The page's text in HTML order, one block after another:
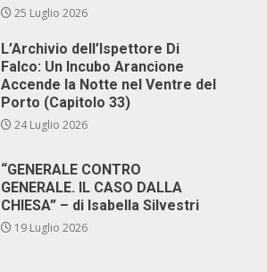
25 Luglio 2026
L’Archivio dell’Ispettore Di
Falco: Un Incubo Arancione
Accende la Notte nel Ventre del
Porto (Capitolo 33)
24 Luglio 2026
“GENERALE CONTRO
GENERALE. IL CASO DALLA
CHIESA” – di Isabella Silvestri
19 Luglio 2026